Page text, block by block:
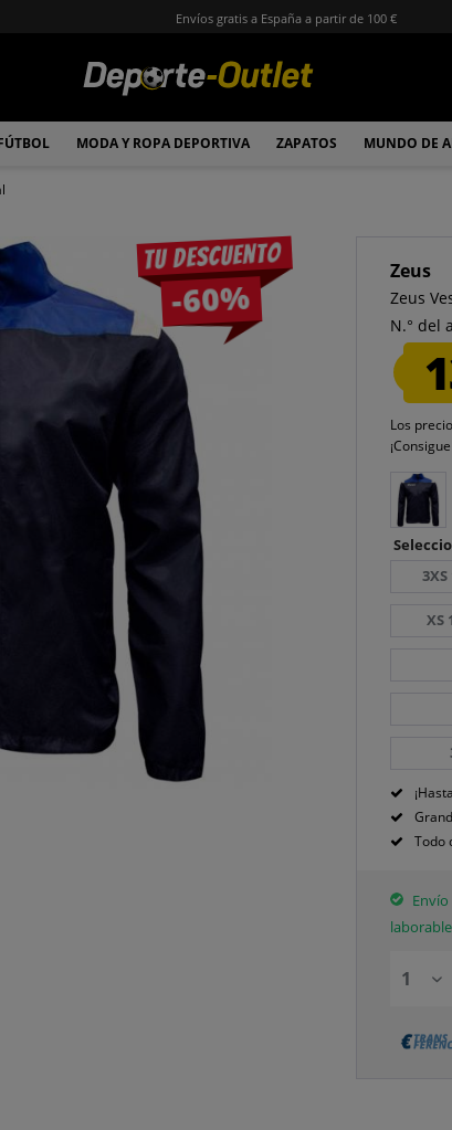
Envíos gratis a España a partir de 100 €
MODA Y ROPA DEPORTIVA ZAPATOS MUNDO DE
Tu descuento
-60%
Zeus
Zeus
N.° del
Los
¡Consigue
3XS
XS
Todo